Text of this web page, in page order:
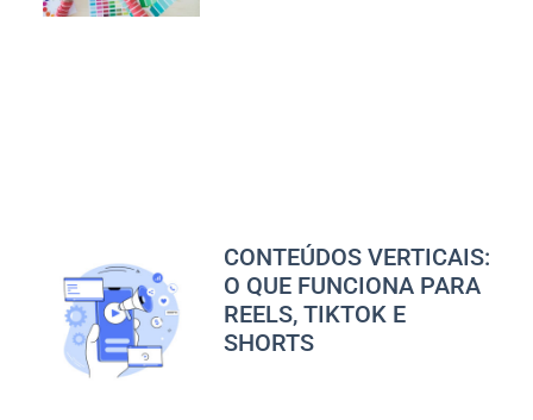
CONTEÚDOS VERTICAIS:
O QUE FUNCIONA PARA
REELS, TIKTOK E
SHORTS